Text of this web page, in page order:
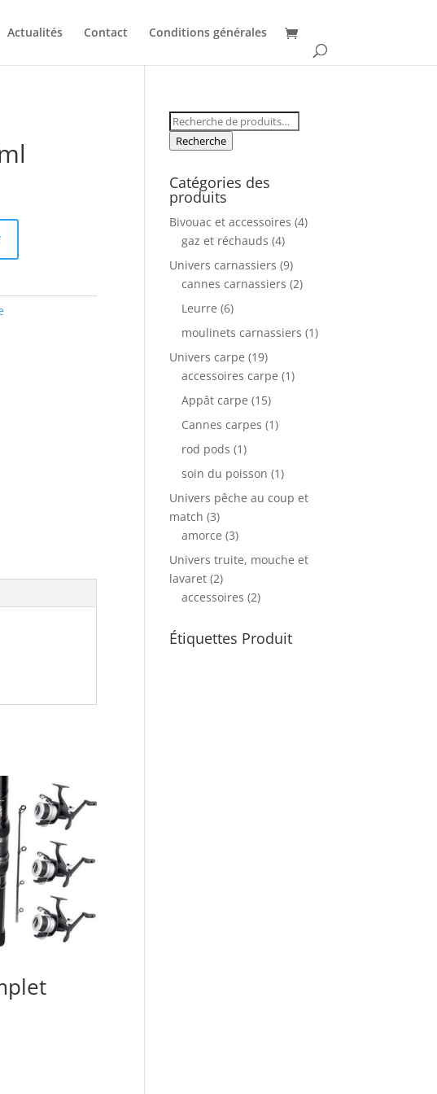
Actualités Contact Conditions générales
Recherche
pour :
Recherche
Catégories des
produits
Bivouac et accessoires (4)
gaz et réchauds (4)
Univers carnassiers (9)
cannes carnassiers (2)
Leurre (6)
moulinets carnassiers (1)
Univers carpe (19)
accessoires carpe (1)
Appât carpe (15)
Cannes carpes (1)
rod pods (1)
soin du poisson (1)
Univers pêche au coup et
match (3)
amorce (3)
Univers truite, mouche et
lavaret (2)
accessoires (2)
Étiquettes Produit